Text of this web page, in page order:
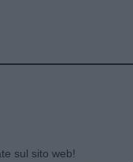
sul sito web!